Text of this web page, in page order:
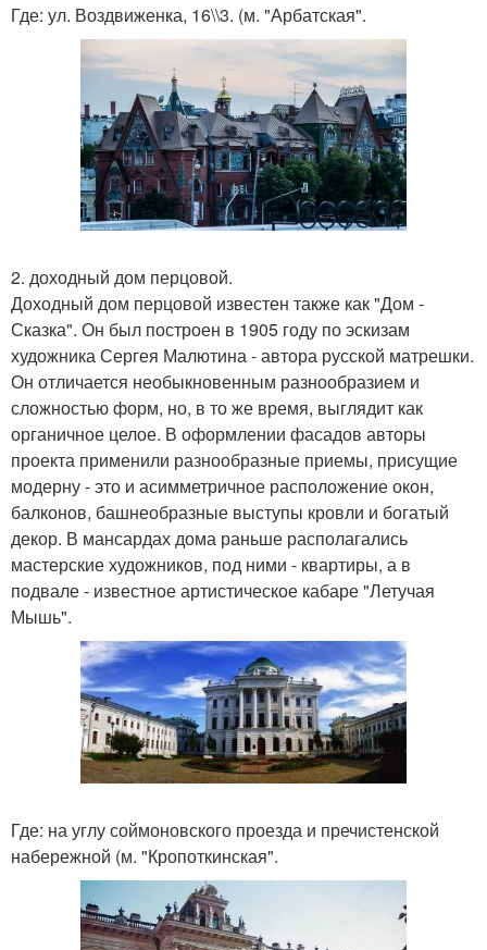
Где: ул. Воздвиженка, 16\\3. (м. "Арбатская".
2. доходный дом перцовой.
Доходный дом перцовой известен также как "Дом -
Сказка". Он был построен в 1905 году по эскизам
художника Сергея Малютина - автора русской матрешки.
Он отличается необыкновенным разнообразием и
сложностью форм, но, в то же время, выглядит как
органичное целое. В оформлении фасадов авторы
проекта применили разнообразные приемы, присущие
модерну - это и асимметричное расположение окон,
балконов, башнеобразные выступы кровли и богатый
декор. В мансардах дома раньше располагались
мастерские художников, под ними - квартиры, а в
подвале - известное артистическое кабаре "Летучая
Мышь".
Где: на углу соймоновского проезда и пречистенской
набережной (м. "Кропоткинская".